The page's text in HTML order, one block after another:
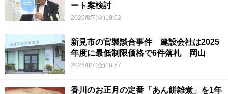
ート案検討
2026/8/7(金)19:02
新見市の官製談合事件 建設会社は2025
年度に最低制限価格で6件落札 岡山
2026/8/7(金)18:57
香川のお正月の定番「あん餅雑煮」を1年